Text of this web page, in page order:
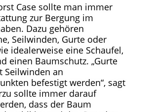
Case sollte man immer
zur Bergung im
Dazu gehören
Seilwinden, Gurte oder
idealerweise eine Schaufel,
einen Baumschutz. „Gurte
Seilwinden an
befestigt werden“, sagt
sollte immer darauf
dass der Baum